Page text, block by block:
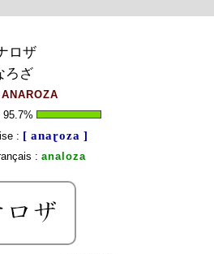
ロザ
ろざ
ANAROZA
95.7%
: [ anaɽoza ]
: analoza